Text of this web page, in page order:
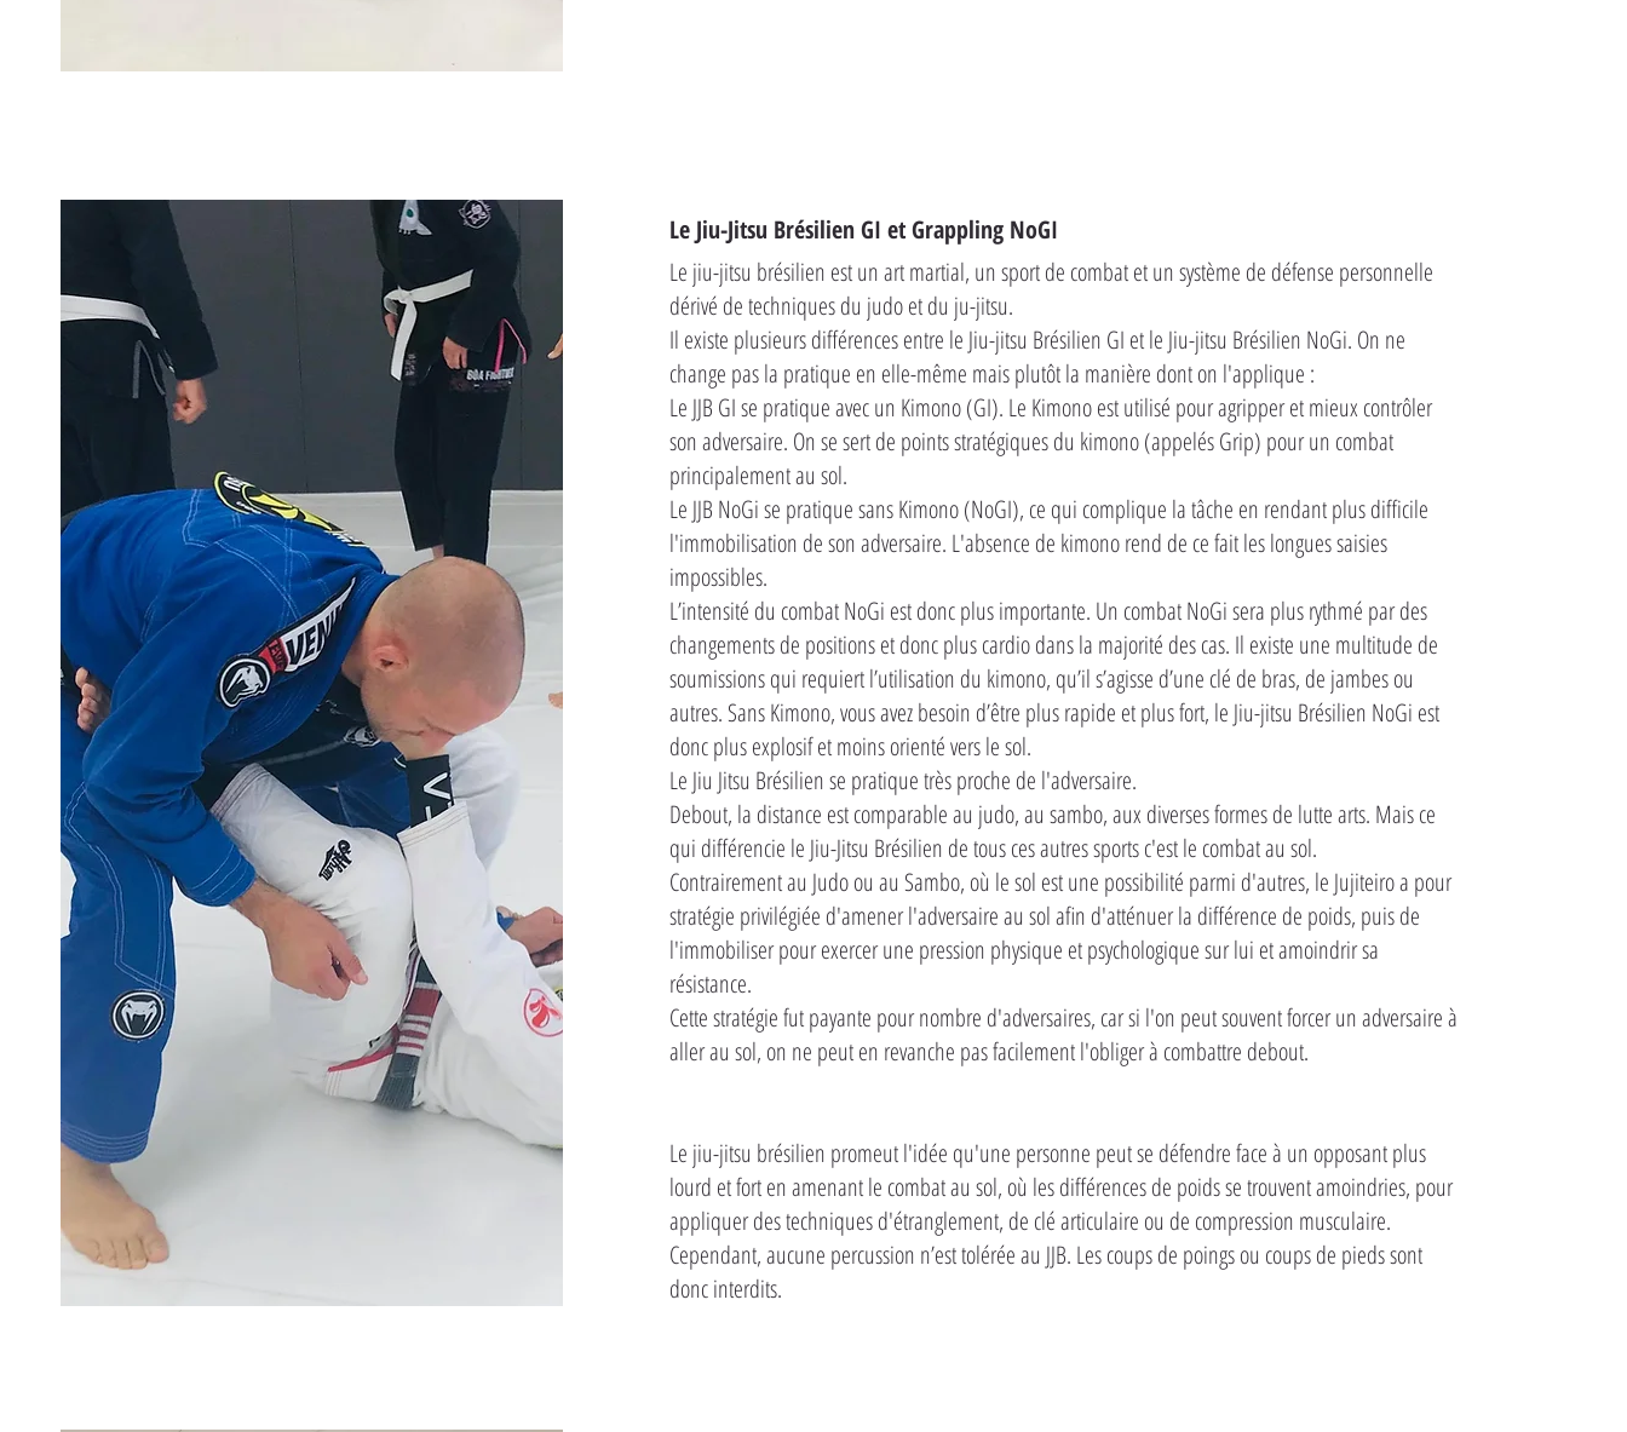
Le Jiu-Jitsu Brésilien GI et Grappling NoGI
Le jiu-jitsu brésilien est un art martial, un sport de combat et un système de défense personnelle
dérivé de techniques du judo et du ju-jitsu.
Il existe plusieurs différences entre le Jiu-jitsu Brésilien GI et le Jiu-jitsu Brésilien NoGi. On ne
change pas la pratique en elle-même mais plutôt la manière dont on l'applique :
Le JJB GI se pratique avec un Kimono (GI). Le Kimono est utilisé pour agripper et mieux contrôler
son adversaire. On se sert de points stratégiques du kimono (appelés Grip) pour un combat
principalement au sol.
Le JJB NoGi se pratique sans Kimono (NoGI), ce qui complique la tâche en rendant plus difficile
l'immobilisation de son adversaire. L'absence de kimono rend de ce fait les longues saisies
impossibles.
L’intensité du combat NoGi est donc plus importante. Un combat NoGi sera plus rythmé par des
changements de positions et donc plus cardio dans la majorité des cas. Il existe une multitude de
soumissions qui requiert l’utilisation du kimono, qu’il s’agisse d’une clé de bras, de jambes ou
autres. Sans Kimono, vous avez besoin d’être plus rapide et plus fort, le Jiu-jitsu Brésilien NoGi est
donc plus explosif et moins orienté vers le sol.
Le Jiu Jitsu Brésilien se pratique très proche de l'adversaire.
Debout, la distance est comparable au judo, au sambo, aux diverses formes de lutte arts. Mais ce
qui différencie le Jiu-Jitsu Brésilien de tous ces autres sports c'est le combat au sol.
Contrairement au Judo ou au Sambo, où le sol est une possibilité parmi d'autres, le Jujiteiro a pour
stratégie privilégiée d'amener l'adversaire au sol afin d'atténuer la différence de poids, puis de
l'immobiliser pour exercer une pression physique et psychologique sur lui et amoindrir sa
résistance.
Cette stratégie fut payante pour nombre d'adversaires, car si l'on peut souvent forcer un adversaire à
aller au sol, on ne peut en revanche pas facilement l'obliger à combattre debout.
Le jiu-jitsu brésilien promeut l'idée qu'une personne peut se défendre face à un opposant plus
lourd et fort en amenant le combat au sol, où les différences de poids se trouvent amoindries, pour
appliquer des techniques d'étranglement, de clé articulaire ou de compression musculaire.
Cependant, aucune percussion n’est tolérée au JJB. Les coups de poings ou coups de pieds sont
donc interdits.